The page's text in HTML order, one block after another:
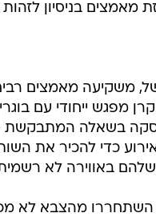
מאמצים בניסיון
משקיעה מאמצים
מפגש ייחודי עם
כדי להכיר את
באווירה לא
השתחררו מהצבא לא